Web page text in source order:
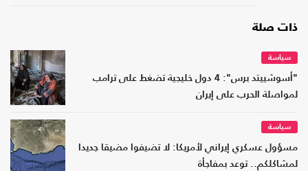
ذات صلة
سياسة
"أسوشييتد برس": 4 دول خليجية تضغط على ترامب
لمواصلة الحرب على إيران
سياسة
مسؤول عسكري إيراني لأمريكا: لا تضيفوا مضيقا جديدا
لمشاكلكم.. توعد بمفاجأة